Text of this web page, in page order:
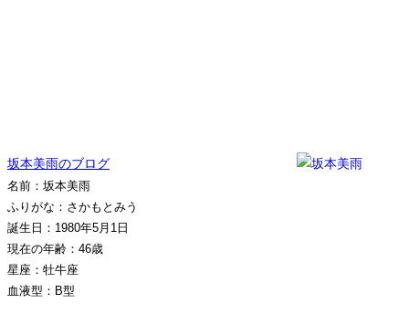
坂本美雨のブログ
名前：坂本美雨
ふりがな：さかもとみう
誕生日：1980年5月1日
現在の年齢：46歳
星座：牡牛座
血液型：B型